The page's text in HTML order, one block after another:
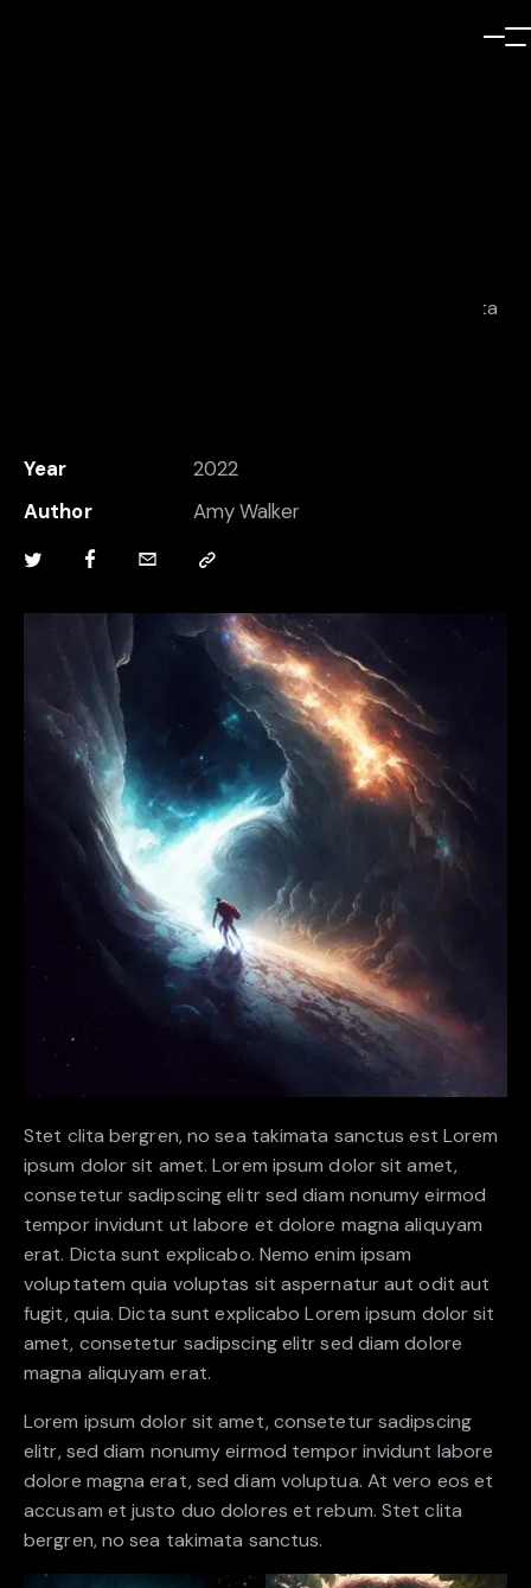
voluptas aspernatur aut odit aut fugit, sed quia. Dicta
Year
2022
Author
Amy Walker
Stet clita bergren, no sea takimata sanctus est Lorem
ipsum dolor sit amet. Lorem ipsum dolor sit amet,
consetetur sadipscing elitr sed diam nonumy eirmod
tempor invidunt ut labore et dolore magna aliquyam
erat. Dicta sunt explicabo. Nemo enim ipsam
voluptatem quia voluptas sit aspernatur aut odit aut
fugit, quia. Dicta sunt explicabo Lorem ipsum dolor sit
amet, consetetur sadipscing elitr sed diam dolore
magna aliquyam erat.
Lorem ipsum dolor sit amet, consetetur sadipscing
elitr, sed diam nonumy eirmod tempor invidunt labore
dolore magna erat, sed diam voluptua. At vero eos et
accusam et justo duo dolores et rebum. Stet clita
bergren, no sea takimata sanctus.